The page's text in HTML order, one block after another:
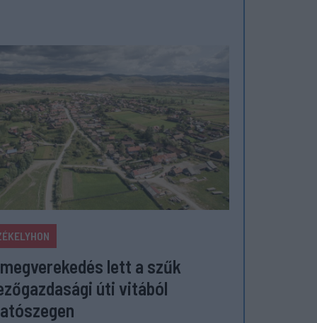
lett a szűk
úti vitából